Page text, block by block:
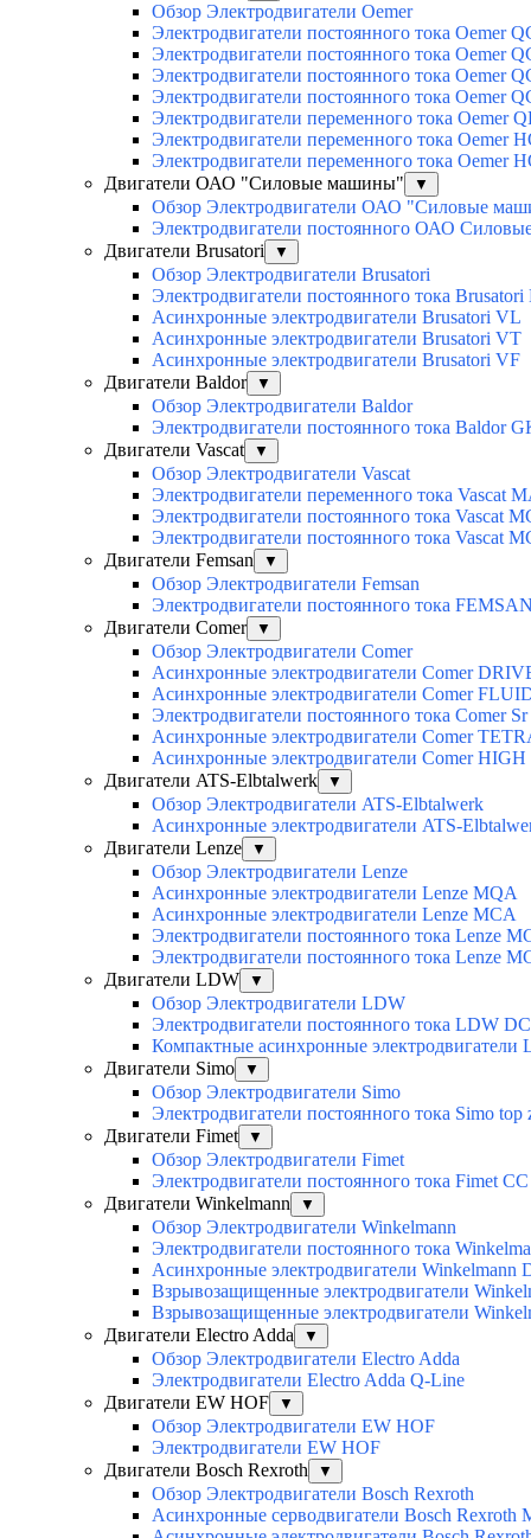
Обзор Электродвигатели Oemer
Электродвигатели постоянного тока Oemer
Электродвигатели постоянного тока Oemer
Электродвигатели постоянного тока Oemer
Электродвигатели постоянного тока Oemer
Электродвигатели переменного тока Oemer
Электродвигатели переменного тока Oemer
Электродвигатели переменного тока Oemer
Двигатели ОАО "Силовые машины"
▼
Обзор Электродвигатели ОАО "Силовые
Электродвигатели постоянного ОАО
Двигатели Brusatori
▼
Обзор Электродвигатели Brusatori
Электродвигатели постоянного тока
Асинхронные электродвигатели Brusatori VL
Асинхронные электродвигатели Brusatori VT
Асинхронные электродвигатели Brusatori VF
Двигатели Baldor
▼
Обзор Электродвигатели Baldor
Электродвигатели постоянного тока Baldor
Двигатели Vascat
▼
Обзор Электродвигатели Vascat
Электродвигатели переменного тока Vascat
Электродвигатели постоянного тока Vascat
Электродвигатели постоянного тока Vascat
Двигатели Femsan
▼
Обзор Электродвигатели Femsan
Электродвигатели постоянного тока
Двигатели Comer
▼
Обзор Электродвигатели Comer
Асинхронные электродвигатели Сomer
Асинхронные электродвигатели Сomer
Электродвигатели постоянного тока Сomer
Асинхронные электродвигатели Сomer
Асинхронные электродвигатели Сomer HIGH
Двигатели ATS-Elbtalwerk
▼
Обзор Электродвигатели ATS-Elbtalwerk
Асинхронные электродвигатели ATS-
Двигатели Lenze
▼
Обзор Электродвигатели Lenze
Асинхронные электродвигатели Lenze MQA
Асинхронные электродвигатели Lenze MCA
Электродвигатели постоянного тока Lenze
Электродвигатели постоянного тока Lenze
Двигатели LDW
▼
Обзор Электродвигатели LDW
Электродвигатели постоянного тока LDW DC
Компактные асинхронные электродвигатели
Двигатели Simo
▼
Обзор Электродвигатели Simo
Электродвигатели постоянного тока Simo top
Двигатели Fimet
▼
Обзор Электродвигатели Fimet
Электродвигатели постоянного тока Fimet CC
Двигатели Winkelmann
▼
Обзор Электродвигатели Winkelmann
Электродвигатели постоянного тока
Асинхронные электродвигатели Winkelmann
Взрывозащищенные электродвигатели
Взрывозащищенные электродвигатели
Двигатели Electro Adda
▼
Обзор Электродвигатели Electro Adda
Электродвигатели Electro Adda Q-Line
Двигатели EW HOF
▼
Обзор Электродвигатели EW HOF
Электродвигатели EW HOF
Двигатели Bosch Rexroth
▼
Обзор Электродвигатели Bosch Rexroth
Асинхронные серводвигатели Bosch Rexroth